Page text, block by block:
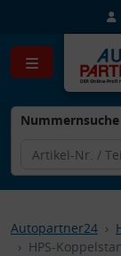
Nummernsuche
Autopartner24
HPS-